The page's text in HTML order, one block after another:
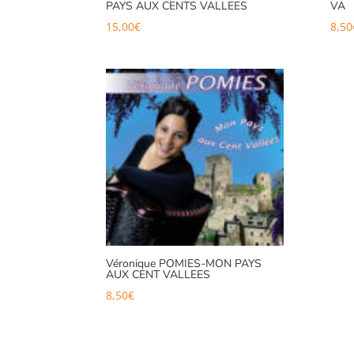
PAYS AUX CENTS VALLEES
15,00€
VA
8,50
Véronique POMIES-MON PAYS
AUX CENT VALLEES
8,50€